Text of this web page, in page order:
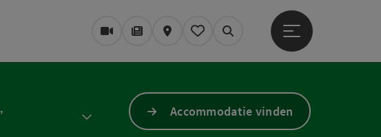
WebcamsTijdschrift/Blog
KaartMijn notitieblok
Zoek op
Startmenu openen
,
Accommodatie vinden